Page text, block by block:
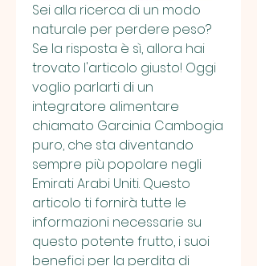
Sei alla ricerca di un modo
naturale per perdere peso?
Se la risposta è sì, allora hai
trovato l'articolo giusto! Oggi
voglio parlarti di un
integratore alimentare
chiamato Garcinia Cambogia
puro, che sta diventando
sempre più popolare negli
Emirati Arabi Uniti. Questo
articolo ti fornirà tutte le
informazioni necessarie su
questo potente frutto, i suoi
benefici per la perdita di